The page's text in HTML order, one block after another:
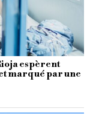
espèrent
marqué par une